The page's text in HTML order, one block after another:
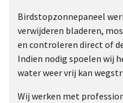
Birdstopzonnepaneel
verwijderen bladeren,
en controleren direct of
Indien nodig spoelen wij
water weer vrij kan
Wij werken met